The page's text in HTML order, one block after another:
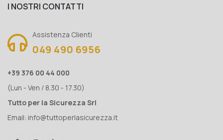
I NOSTRI CONTATTI
Assistenza Clienti
049 490 6956
+39 376 00 44 000
(Lun - Ven / 8.30 - 17.30)
Tutto per la Sicurezza Srl
Email: info@tuttoperlasicurezza.it